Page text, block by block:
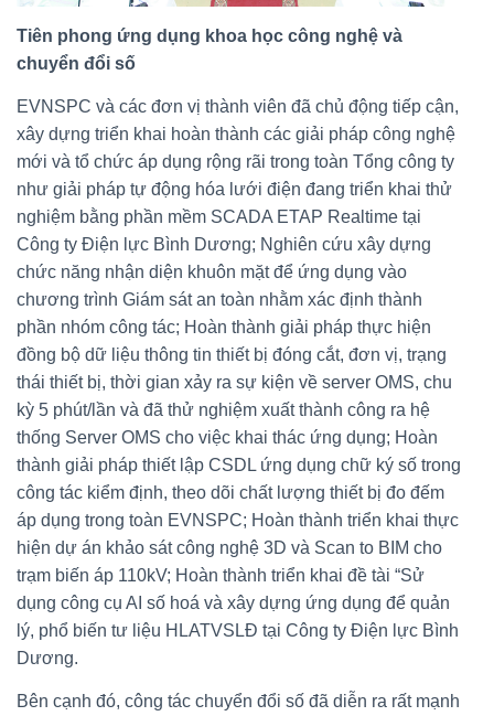
Tiên phong ứng dụng khoa học công nghệ và
chuyển đổi số
EVNSPC và các đơn vị thành viên đã chủ động tiếp cận,
xây dựng triển khai hoàn thành các giải pháp công nghệ
mới và tổ chức áp dụng rộng rãi trong toàn Tổng công ty
như giải pháp tự động hóa lưới điện đang triển khai thử
nghiệm bằng phần mềm SCADA ETAP Realtime tại
Công ty Điện lực Bình Dương; Nghiên cứu xây dựng
chức năng nhận diện khuôn mặt để ứng dụng vào
chương trình Giám sát an toàn nhằm xác định thành
phần nhóm công tác; Hoàn thành giải pháp thực hiện
đồng bộ dữ liệu thông tin thiết bị đóng cắt, đơn vị, trạng
thái thiết bị, thời gian xảy ra sự kiện về server OMS, chu
kỳ 5 phút/lần và đã thử nghiệm xuất thành công ra hệ
thống Server OMS cho việc khai thác ứng dụng; Hoàn
thành giải pháp thiết lập CSDL ứng dụng chữ ký số trong
công tác kiểm định, theo dõi chất lượng thiết bị đo đếm
áp dụng trong toàn EVNSPC; Hoàn thành triển khai thực
hiện dự án khảo sát công nghệ 3D và Scan to BIM cho
trạm biến áp 110kV; Hoàn thành triển khai đề tài “Sử
dụng công cụ AI số hoá và xây dựng ứng dụng để quản
lý, phổ biến tư liệu HLATVSLĐ tại Công ty Điện lực Bình
Dương.
Bên cạnh đó, công tác chuyển đổi số đã diễn ra rất mạnh